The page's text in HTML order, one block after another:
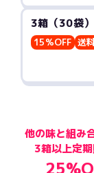
3箱（30袋）
15%OFF 送
他の味と組み
3箱以上定